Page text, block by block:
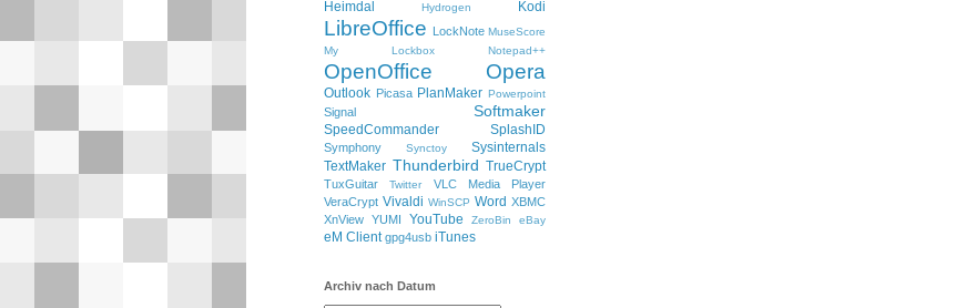
Heimdal Hydrogen Kodi
LibreOffice LockNote MuseScore
My Lockbox
Notepad++
OpenOffice Opera
Outlook Picasa PlanMaker Powerpoint
Signal Softmaker
SpeedCommander SplashID
Symphony Synctoy
Sysinternals
TextMaker Thunderbird TrueCrypt
TuxGuitar Twitter
VLC Media Player
VeraCrypt Vivaldi WinSCP Word XBMC
XnView YUMI YouTube ZeroBin eBay
eM Client gpg4usb iTunes
Archiv nach Datum